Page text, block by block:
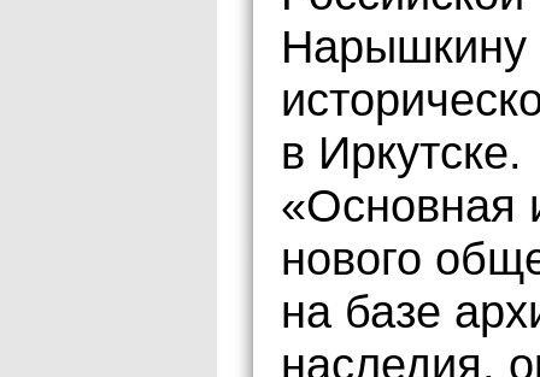
Нарышкину
в Иркутске.
«Основная
нового
на базе
наследия,